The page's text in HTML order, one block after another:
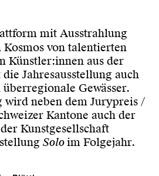
mit Ausstrahlung
von talentierten
Künstler:innen aus der
Jahresausstellung auch
Gewässer.
wird neben dem Jurypreis /
Kantone auch der
Kunstgesellschaft
Soloim Folgejahr.